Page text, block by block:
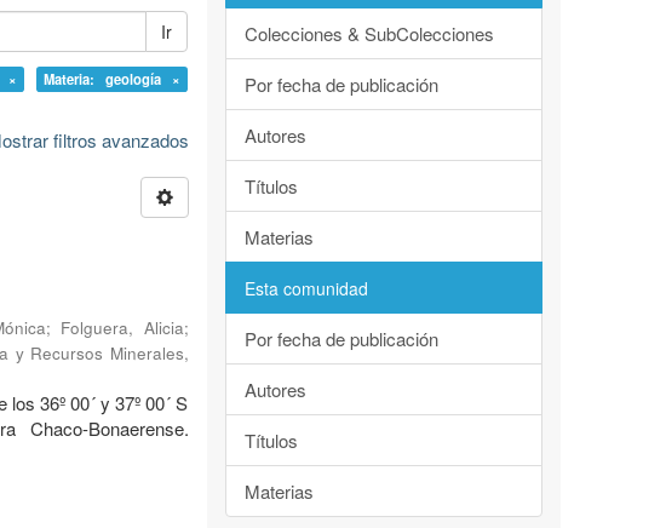
Ir
×
Materia: geología ×
filtros avanzados
; Folguera, Alicia;
y Recursos Minerales,
36º 00´ y 37º 00´ S
Bonaerense.
Colecciones & SubColecciones
Por fecha de publicación
Autores
Títulos
Materias
Esta comunidad
Por fecha de publicación
Autores
Títulos
Materias